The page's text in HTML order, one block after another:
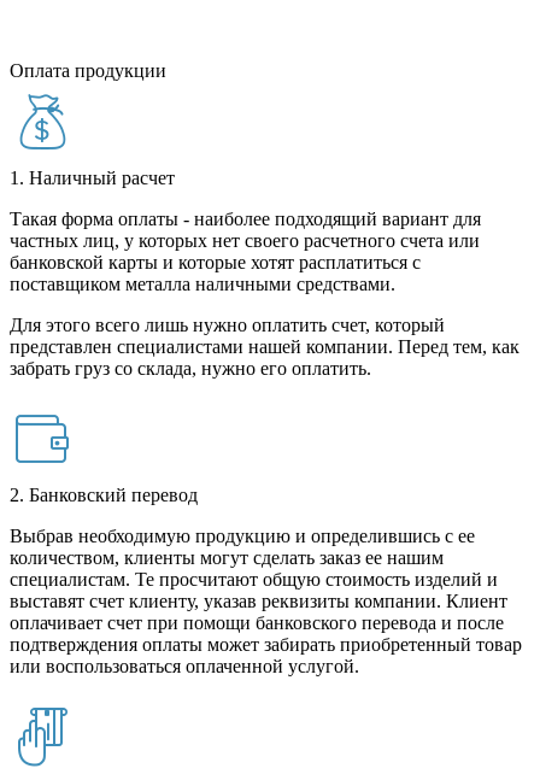
Оплата продукции
1. Наличный расчет
Такая форма оплаты - наиболее подходящий вариант для
частных лиц, у которых нет своего расчетного счета или
банковской карты и которые хотят расплатиться с
поставщиком металла наличными средствами.
Для этого всего лишь нужно оплатить счет, который
представлен специалистами нашей компании. Перед тем, как
забрать груз со склада, нужно его оплатить.
2. Банковский перевод
Выбрав необходимую продукцию и определившись с ее
количеством, клиенты могут сделать заказ ее нашим
специалистам. Те просчитают общую стоимость изделий и
выставят счет клиенту, указав реквизиты компании. Клиент
оплачивает счет при помощи банковского перевода и после
подтверждения оплаты может забирать приобретенный товар
или воспользоваться оплаченной услугой.